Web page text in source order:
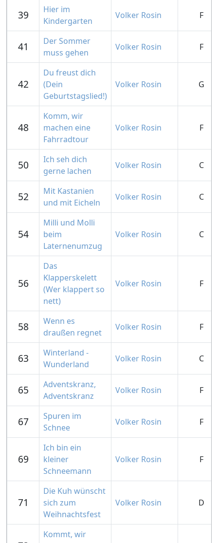
39
Hier im
Kindergarten
Volker Rosin F
41
Der Sommer
muss gehen
Volker Rosin F
42
Du freust dich
(Dein
Geburtstagslied!)
Volker Rosin G
48
Komm, wir
machen eine
Fahrradtour
Volker Rosin F
50
Ich seh dich
gerne lachen
Volker Rosin C
52
Mit Kastanien
und mit Eicheln
Volker Rosin C
54
Milli und Molli
beim
Laternenumzug
Volker Rosin C
56
Das
Klapperskelett
(Wer klappert so
nett)
Volker Rosin F
58
Wenn es
draußen regnet
Volker Rosin F
63
Winterland -
Wunderland
Volker Rosin C
65
Adventskranz,
Adventskranz
Volker Rosin F
67
Spuren im
Schnee
Volker Rosin F
69
Ich bin ein
kleiner
Schneemann
Volker Rosin F
71
Die Kuh wünscht
sich zum
Weihnachtsfest
Volker Rosin D
Kommt, wir